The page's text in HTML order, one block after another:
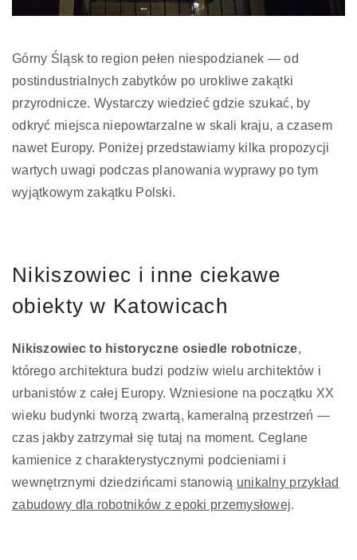
Górny Śląsk to region pełen niespodzianek — od
postindustrialnych zabytków po urokliwe zakątki
przyrodnicze. Wystarczy wiedzieć gdzie szukać, by
odkryć miejsca niepowtarzalne w skali kraju, a czasem
nawet Europy. Poniżej przedstawiamy kilka propozycji
wartych uwagi podczas planowania wyprawy po tym
wyjątkowym zakątku Polski.
Nikiszowiec i inne ciekawe
obiekty w Katowicach
Nikiszowiec to historyczne osiedle robotnicze,
którego architektura budzi podziw wielu architektów i
urbanistów z całej Europy. Wzniesione na początku XX
wieku budynki tworzą zwartą, kameralną przestrzeń —
czas jakby zatrzymał się tutaj na moment. Ceglane
kamienice z charakterystycznymi podcieniami i
wewnętrznymi dziedzińcami stanowią unikalny przykład
zabudowy dla robotników z epoki przemysłowej.